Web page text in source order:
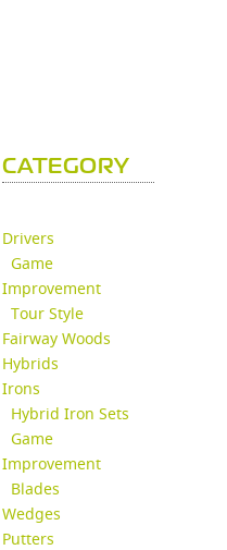
CATEGORY
Drivers
Game
Improvement
Tour Style
Fairway Woods
Hybrids
Irons
Hybrid Iron Sets
Game
Improvement
Blades
Wedges
Putters